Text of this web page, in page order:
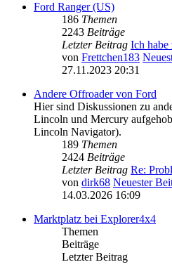
Ford Ranger (US)
186 Themen
2243 Beiträge
Letzter Beitrag Ich
von Frettchen183
27.11.2023 20:31
Andere Offroader von Ford
Hier sind Diskussionen zu
Lincoln und Mercury
Lincoln Navigator).
189 Themen
2424 Beiträge
Letzter Beitrag Re:
von dirk68 Neuester
14.03.2026 16:09
Marktplatz bei Explorer4x4
Themen
Beiträge
Letzter Beitrag